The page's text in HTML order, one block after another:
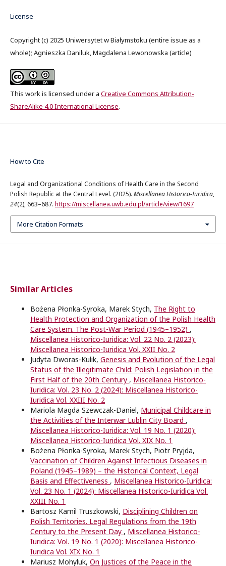
License
Copyright (c) 2025 Uniwersytet w Białymstoku (entire issue as a
whole); Agnieszka Daniluk, Magdalena Lewonowska (article)
This work is licensed under a Creative Commons Attribution-
ShareAlike 4.0 International License.
How to Cite
Legal and Organizational Conditions of Health Care in the Second
Polish Republic at the Central Level. (2025). Miscellanea Historico-Iuridica,
24(2), 663–687. https://miscellanea.uwb.edu.pl/article/view/1697
More Citation Formats
Similar Articles
Bożena Płonka-Syroka, Marek Stych, The Right to
Health Protection and Organization of the Polish Health
Care System. The Post-War Period (1945–1952) ,
Miscellanea Historico-Iuridica: Vol. 22 No. 2 (2023):
Miscellanea Historico-Iuridica Vol. XXII No. 2
Judyta Dworas-Kulik, Genesis and Evolution of the Legal
Status of the Illegitimate Child: Polish Legislation in the
First Half of the 20th Century , Miscellanea Historico-
Iuridica: Vol. 23 No. 2 (2024): Miscellanea Historico-
Iuridica Vol. XXIII No. 2
Mariola Magda Szewczak-Daniel, Municipal Childcare in
the Activities of the Interwar Lublin City Board ,
Miscellanea Historico-Iuridica: Vol. 19 No. 1 (2020):
Miscellanea Historico-Iuridica Vol. XIX No. 1
Bożena Płonka-Syroka, Marek Stych, Piotr Pryjda,
Vaccination of Children Against Infectious Diseases in
Poland (1945–1989) – the Historical Context, Legal
Basis and Effectiveness , Miscellanea Historico-Iuridica:
Vol. 23 No. 1 (2024): Miscellanea Historico-Iuridica Vol.
XXIII No. 1
Bartosz Kamil Truszkowski, Disciplining Children on
Polish Territories. Legal Regulations from the 19th
Century to the Present Day , Miscellanea Historico-
Iuridica: Vol. 19 No. 1 (2020): Miscellanea Historico-
Iuridica Vol. XIX No. 1
Mariusz Mohyluk, On Justices of the Peace in the